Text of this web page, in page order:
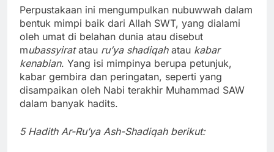
Perpustakaan ini mengumpulkan nubuwwah dalam
bentuk mimpi baik dari Allah SWT, yang dialami
oleh umat di belahan dunia atau disebut
mubassyiratatau ru’ya shadiqahatau kabar
kenabian. Yang isi mimpinya berupa petunjuk,
kabar gembira dan peringatan, seperti yang
disampaikan oleh Nabi terakhir Muhammad SAW
dalam banyak hadits.
5 Hadith Ar-Ru’ya Ash-Shadiqah berikut: